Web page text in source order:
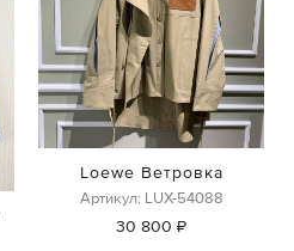
Loewe Ветровка
Артикул: LUX-54088
30 800 ₽